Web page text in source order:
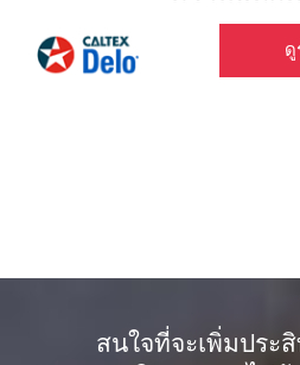
ดู
สนใจที่จะเพิ่มประ